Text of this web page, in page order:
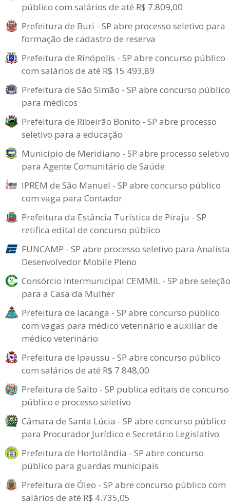
público com salários de até R$ 7.809,00
Prefeitura de Buri - SP abre processo seletivo para
formação de cadastro de reserva
Prefeitura de Rinópolis - SP abre concurso público
com salários de até R$ 15.493,89
Prefeitura de São Simão - SP abre concurso público
para médicos
Prefeitura de Ribeirão Bonito - SP abre processo
seletivo para a educação
Município de Meridiano - SP abre processo seletivo
para Agente Comunitário de Saúde
IPREM de São Manuel - SP abre concurso público
com vaga para Contador
Prefeitura da Estância Turística de Piraju - SP
retifica edital de concurso público
FUNCAMP - SP abre processo seletivo para Analista
Desenvolvedor Mobile Pleno
Consórcio Intermunicipal CEMMIL - SP abre seleção
para a Casa da Mulher
Prefeitura de Iacanga - SP abre concurso público
com vagas para médico veterinário e auxiliar de
médico veterinário
Prefeitura de Ipaussu - SP abre concurso público
com salários de até R$ 7.848,00
Prefeitura de Salto - SP publica editais de concurso
público e processo seletivo
Câmara de Santa Lúcia - SP abre concurso público
para Procurador Jurídico e Secretário Legislativo
Prefeitura de Hortolândia - SP abre concurso
público para guardas municipais
Prefeitura de Óleo - SP abre concurso público com
salários de até R$ 4.735,05